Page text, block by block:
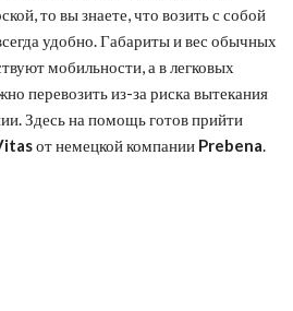
то вы знаете, что возить с собой
удобно. Габариты и вес обычных
мобильности, а в легковых
перевозить из-за риска вытекания
Здесь на помощь готов прийти
от немецкой компании Prebena.